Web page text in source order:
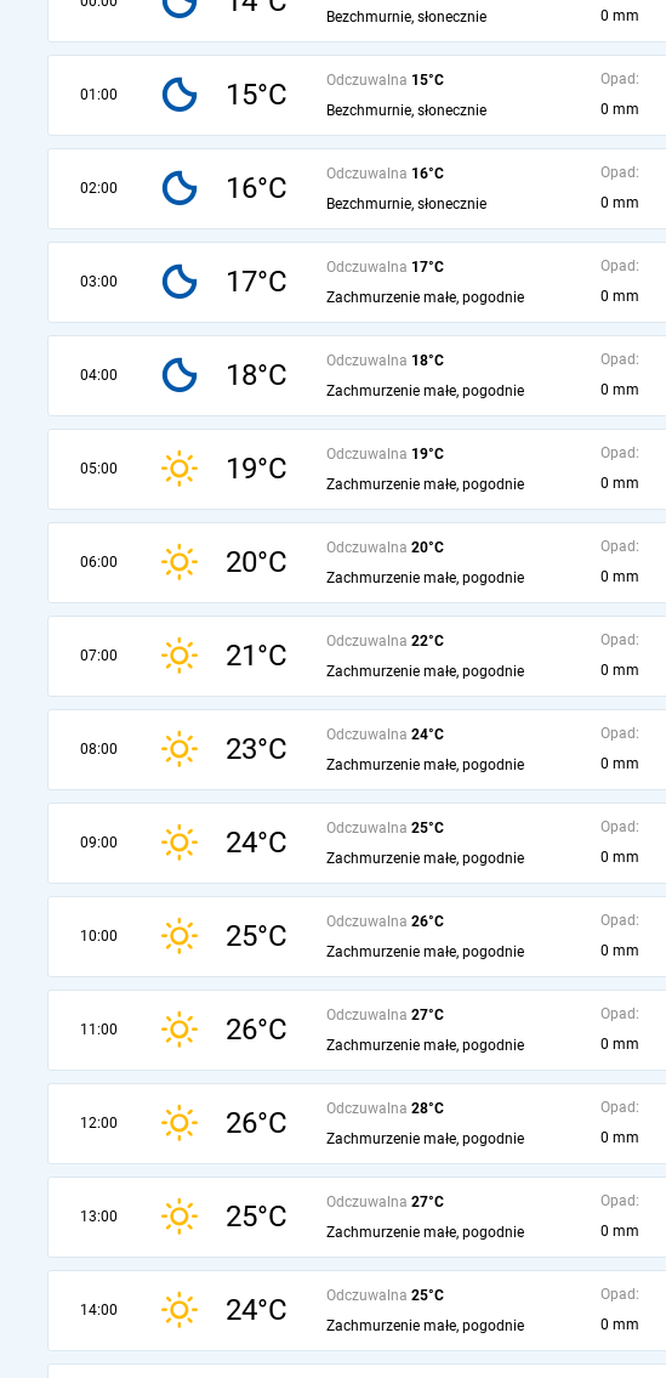
Bezchmurnie, słonecznie
0 mm
01:00 15°C Odczuwalna 15°C
Bezchmurnie, słonecznie
Opad:
0 mm
02:00 16°C Odczuwalna 16°C
Bezchmurnie, słonecznie
Opad:
0 mm
03:00 17°C Odczuwalna 17°C
Zachmurzenie małe, pogodnie
Opad:
0 mm
04:00 18°C Odczuwalna 18°C
Zachmurzenie małe, pogodnie
Opad:
0 mm
05:00 19°C Odczuwalna 19°C
Zachmurzenie małe, pogodnie
Opad:
0 mm
06:00 20°C Odczuwalna 20°C
Zachmurzenie małe, pogodnie
Opad:
0 mm
07:00 21°C Odczuwalna 22°C
Zachmurzenie małe, pogodnie
Opad:
0 mm
08:00 23°C Odczuwalna 24°C
Zachmurzenie małe, pogodnie
Opad:
0 mm
09:00 24°C Odczuwalna 25°C
Zachmurzenie małe, pogodnie
Opad:
0 mm
10:00 25°C Odczuwalna 26°C
Zachmurzenie małe, pogodnie
Opad:
0 mm
11:00 26°C Odczuwalna 27°C
Zachmurzenie małe, pogodnie
Opad:
0 mm
12:00 26°C Odczuwalna 28°C
Zachmurzenie małe, pogodnie
Opad:
0 mm
13:00 25°C Odczuwalna 27°C
Zachmurzenie małe, pogodnie
Opad:
0 mm
14:00 24°C Odczuwalna 25°C
Zachmurzenie małe, pogodnie
Opad:
0 mm